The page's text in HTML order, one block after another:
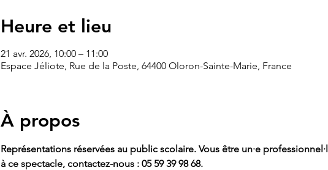
Heure et lieu
21 avr. 2026, 10:00 – 11:00
Espace Jéliote, Rue de la Poste, 64400 Oloron-Sainte-Marie, France
À propos
Représentations réservées au public scolaire. Vous être un·e
à ce spectacle, contactez-nous : 05 59 39 98 68.